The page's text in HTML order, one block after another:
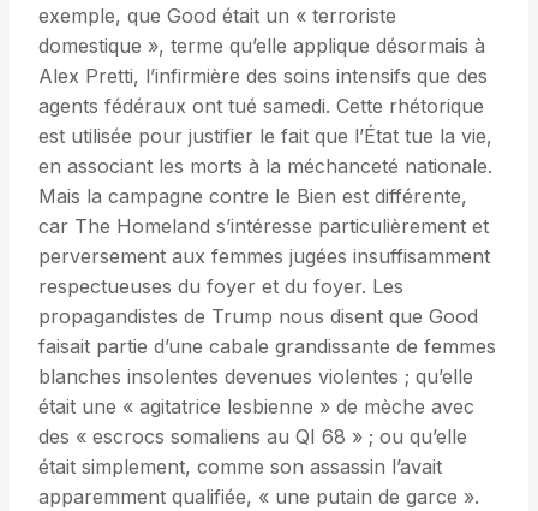
exemple, que Good était un « terroriste
domestique », terme qu’elle applique désormais à
Alex Pretti, l’infirmière des soins intensifs que des
agents fédéraux ont tué samedi. Cette rhétorique
est utilisée pour justifier le fait que l’État tue la vie,
en associant les morts à la méchanceté nationale.
Mais la campagne contre le Bien est différente,
car The Homeland s’intéresse particulièrement et
perversement aux femmes jugées insuffisamment
respectueuses du foyer et du foyer. Les
propagandistes de Trump nous disent que Good
faisait partie d’une cabale grandissante de femmes
blanches insolentes devenues violentes ; qu’elle
était une « agitatrice lesbienne » de mèche avec
des « escrocs somaliens au QI 68 » ; ou qu’elle
était simplement, comme son assassin l’avait
apparemment qualifiée, « une putain de garce ».